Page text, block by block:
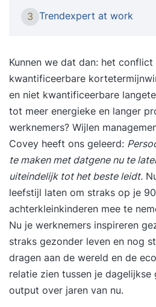
geven, zodat je die met
Speechcompany leer je hoe
Storytelling mensen kunt
jouw verhaal, kunt
koerswijziging is, kunt
verander cultuur. ‘Om het
kunnen leven dient het
worden.’ Door beeldend te
organisatie een gezicht en
bedrijfscultuur naar de
tweedaagse storytelling
Speechcompany leer je om
corporate story te vertellen
Zodat jij jouw publiek weet
ontroeren en aan je weet te
goed verhaal breng altijd
verhaal heeft magie, een
3 Trendexpert at work
Kunnen we dat dan: het
kwantificeerbare
en niet kwantificeerbare
tot meer energieke en langer
werknemers? Wijlen
Covey heeft ons geleerd:
te maken met datgene nu te
uiteindelijk tot het beste leidt.
leefstijl laten om straks op je
achterkleinkinderen mee te
Nu je werknemers inspireren
straks gezonder leven en nog
dragen aan de wereld en de
relatie zien tussen je
output over jaren van nu.